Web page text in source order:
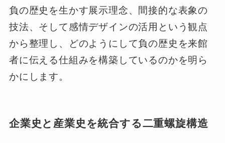
負の歴史を生かす展示理念、間接的な表象の
技法、そして感情デザインの活用という観点
から整理し、どのようにして負の歴史を来館
者に伝える仕組みを構築しているのかを明ら
かにします。
企業史と産業史を統合する二重螺旋構造